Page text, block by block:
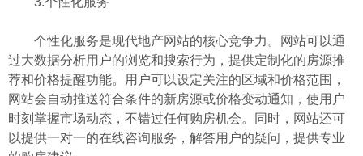
个性化服务是现代地产网站的核心竞争力。网站可以通
过大数据分析用户的浏览和搜索行为，提供定制化的房源推
荐和价格提醒功能。用户可以设定关注的区域和价格范围，
网站会自动推送符合条件的新房源或价格变动通知，使用户
时刻掌握市场动态，不错过任何购房机会。同时，网站还可
以提供一对一的在线咨询服务，解答用户的疑问，提供专业